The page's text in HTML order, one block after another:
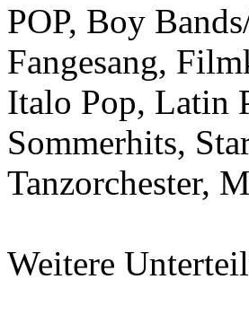
POP, Boy
Fangesang,
Italo Pop,
Sommerhits,
Tanzorchester,
Weitere